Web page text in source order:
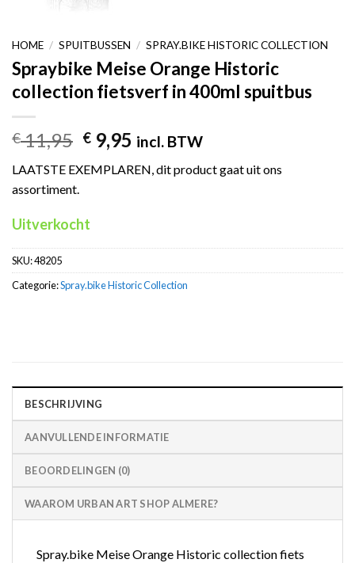
HOME / SPUITBUSSEN / SPRAY.BIKE HISTORIC COLLECTION
Spraybike Meise Orange Historic
collection fietsverf in 400ml spuitbus
€11,95 Oorspronkelijke
prijs
was:
€ 9,95 Huidige
is:
incl. BTW
LAATSTE EXEMPLAREN, dit product gaat uit ons
assortiment.
Uitverkocht
SKU:48205
Categorie:Spray.bike Historic Collection
BESCHRIJVING
AANVULLENDE INFORMATIE
BEOORDELINGEN (0)
WAAROM URBAN ART SHOP ALMERE?
Spray.bike Meise Orange Historic collection fiets